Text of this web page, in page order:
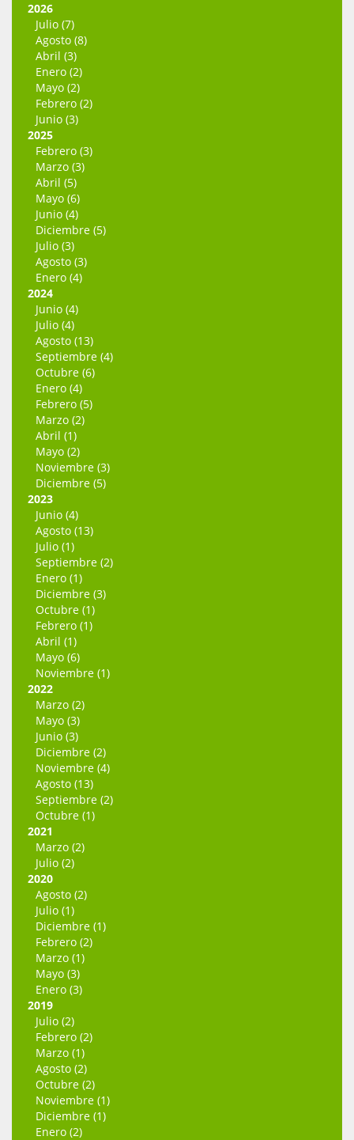
2026
Julio (7)
Agosto (8)
Abril (3)
Enero (2)
Mayo (2)
Febrero (2)
Junio (3)
2025
Febrero (3)
Marzo (3)
Abril (5)
Mayo (6)
Junio (4)
Diciembre (5)
Julio (3)
Agosto (3)
Enero (4)
2024
Junio (4)
Julio (4)
Agosto (13)
Septiembre (4)
Octubre (6)
Enero (4)
Febrero (5)
Marzo (2)
Abril (1)
Mayo (2)
Noviembre (3)
Diciembre (5)
2023
Junio (4)
Agosto (13)
Julio (1)
Septiembre (2)
Enero (1)
Diciembre (3)
Octubre (1)
Febrero (1)
Abril (1)
Mayo (6)
Noviembre (1)
2022
Marzo (2)
Mayo (3)
Junio (3)
Diciembre (2)
Noviembre (4)
Agosto (13)
Septiembre (2)
Octubre (1)
2021
Marzo (2)
Julio (2)
2020
Agosto (2)
Julio (1)
Diciembre (1)
Febrero (2)
Marzo (1)
Mayo (3)
Enero (3)
2019
Julio (2)
Febrero (2)
Marzo (1)
Agosto (2)
Octubre (2)
Noviembre (1)
Diciembre (1)
Enero (2)